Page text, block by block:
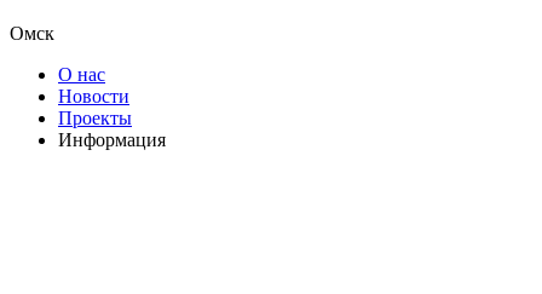
Омск
О нас
Новости
Проекты
Информация